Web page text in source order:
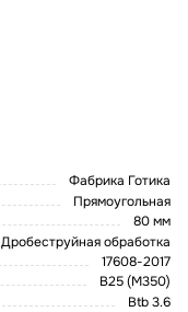
Фабрика Готика
Прямоугольная
80 мм
Дробеструйная обработка
17608-2017
В25 (М350)
Btb 3.6